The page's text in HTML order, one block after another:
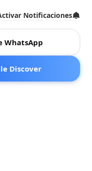
Notificaciones
WhatsApp
Discover